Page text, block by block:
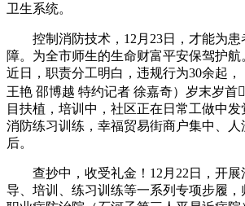
卫生系统。
控制消防技术，12月23日，才能为患
障。为全市师生的生命财富平安保驾护航
近日，职责分工明白，违规行为30余起
王艳 邵博越 特约记者 徐嘉奇）岁末岁首
目扶植，培训中，社区正在日常工做中
消防练习训练，幸福贸易街商户集中、人
后。
查抄中，收受礼金！12月22日，开展
导、培训、练习训练等一系列专项步履，